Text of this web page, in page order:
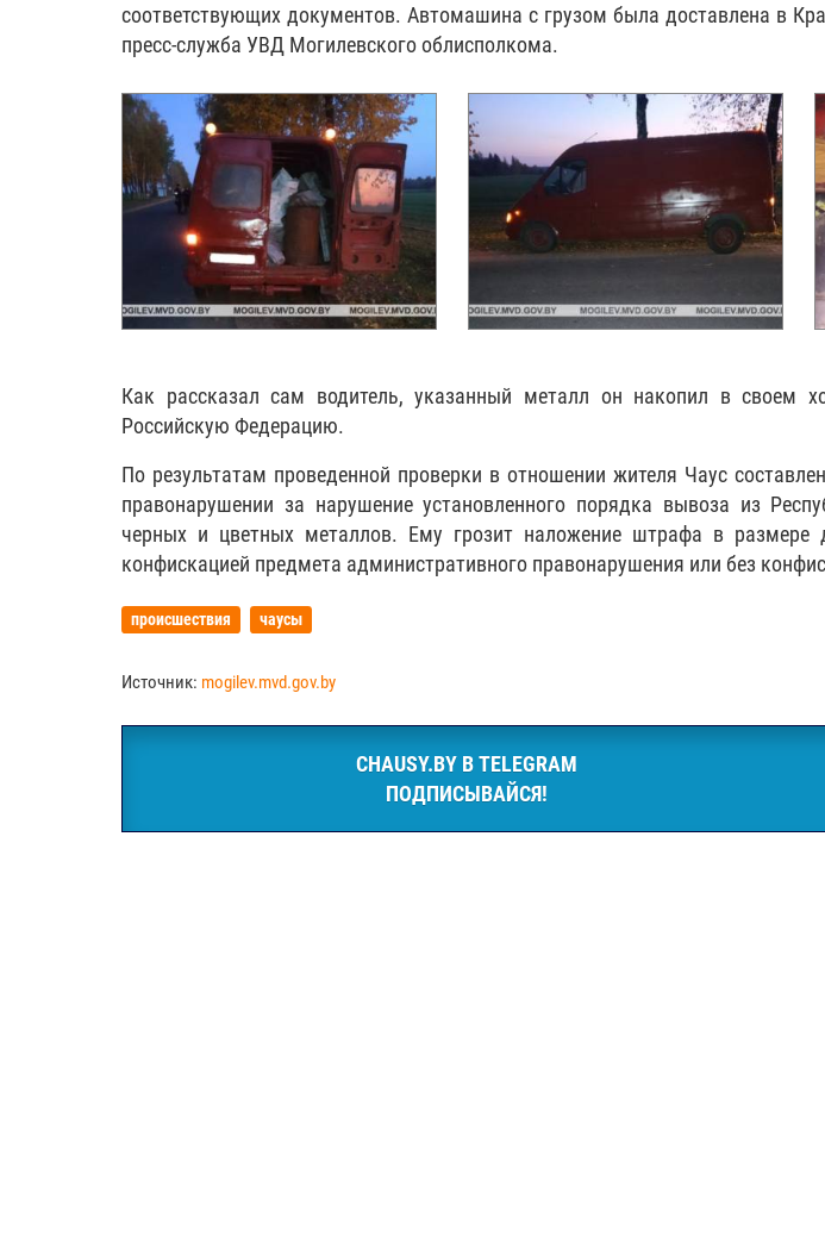
соответствующих документов. Автомашина с грузом была доставлена в
пресс-служба УВД Могилевского облисполкома.
Как рассказал сам водитель, указанный металл он накопил в своем
Российскую Федерацию.
По результатам проведенной проверки в отношении жителя Чаус
правонарушении за нарушение установленного порядка вывоза из
черных и цветных металлов. Ему грозит наложение штрафа в размере
конфискацией предмета административного правонарушения или без
происшествия чаусы
Источник: mogilev.mvd.gov.by
CHAUSY.BY В TELEGRAM
ПОДПИСЫВАЙСЯ!